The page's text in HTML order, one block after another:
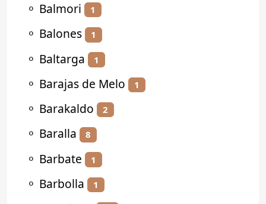
⚬ Balmori 1
⚬ Balones 1
⚬ Baltarga 1
⚬ Barajas de Melo 1
⚬ Barakaldo 2
⚬ Baralla 8
⚬ Barbate 1
⚬ Barbolla 1